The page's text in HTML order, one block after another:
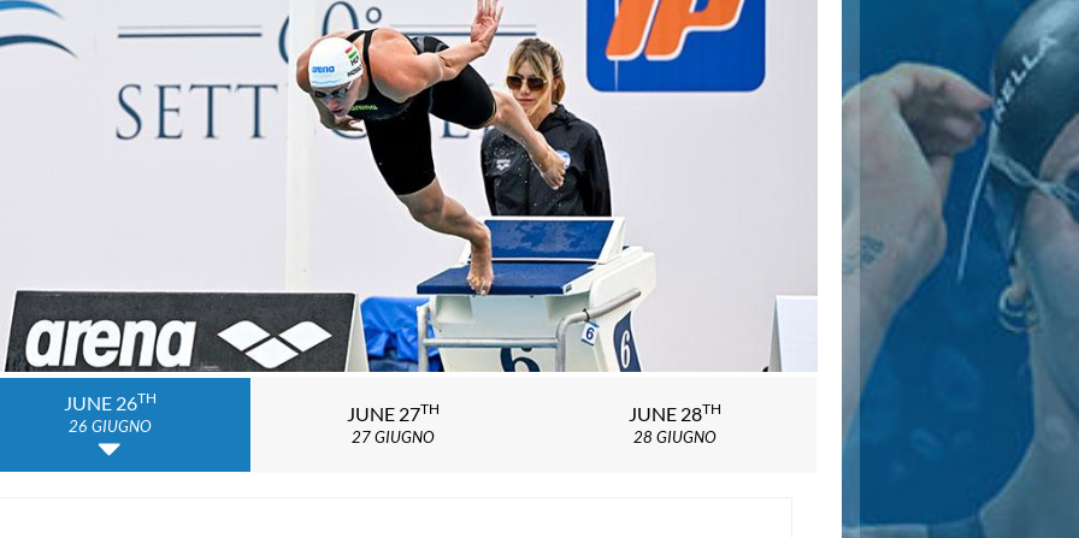
JUNE 26TH
26 GIUGNO
JUNE 27TH
27 GIUGNO
JUNE 28TH
28 GIUGNO